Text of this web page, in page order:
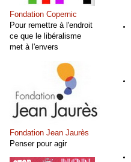
Fondation Copernic
Pour remettre à l'endroit
ce que le libéralisme
met à l'envers
Fondation Jean Jaurès
Penser pour agir